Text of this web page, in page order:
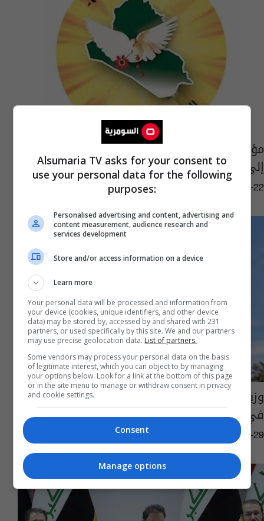
مؤسسة الشهداء تدعو عوائل شهداء التظاهرات
إلى مراجعتها
04:16 | 2019-10-22
وزير التعليم يوافق على ملء المقاعد الشاغرة
في الدراسات العليا
11:29 | 2019-07-29
Alsumaria TV asks for your consent to
use your personal data for the following
purposes:
Personalised advertising and content, advertising and
content measurement, audience research and
services development
Store and/or access information on a device
Learn more
Your personal data will be processed and information from
your device (cookies, unique identifiers, and other device
data) may be stored by, accessed by and shared with 231
partners, or used specifically by this site. We and our partners
may use precise geolocation data. List of partners.
Some vendors may process your personal data on the basis
of legitimate interest, which you can object to by managing
your options below. Look for a link at the bottom of this page
or in the site menu to manage or withdraw consent in privacy
and cookie settings.
Consent
Manage options